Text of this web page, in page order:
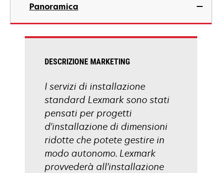
Panoramica
DESCRIZIONE MARKETING
I servizi di installazione
standard Lexmark sono stati
pensati per progetti
d'installazione di dimensioni
ridotte che potete gestire in
modo autonomo. Lexmark
provvederà all'installazione